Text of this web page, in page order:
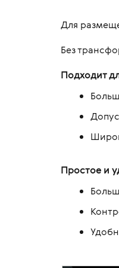
Для
Без
Подходит
Простое и